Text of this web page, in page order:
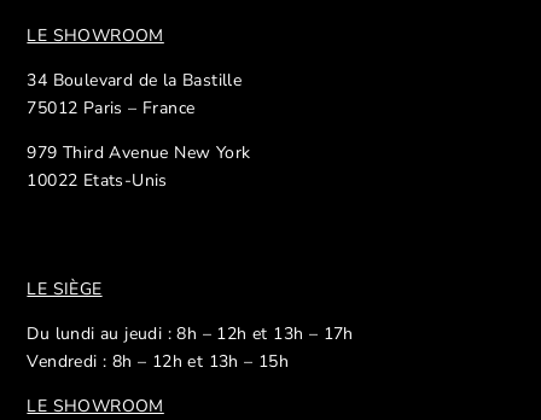
LE SHOWROOM
34 Boulevard de la Bastille
75012 Paris – France
979 Third Avenue New York
10022 Etats-Unis
LE SIÈGE
Du lundi au jeudi : 8h – 12h et 13h – 17h
Vendredi : 8h – 12h et 13h – 15h
LE SHOWROOM